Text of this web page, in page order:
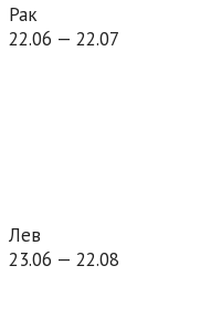
Рак
22.06 — 22.07
Лев
23.06 — 22.08